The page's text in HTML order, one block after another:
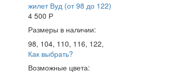
жилет Вуд (от 98 до 122)
4 500 Р
Размеры в наличии:
98, 104, 110, 116, 122,
Как выбрать?
Возможные цвета: